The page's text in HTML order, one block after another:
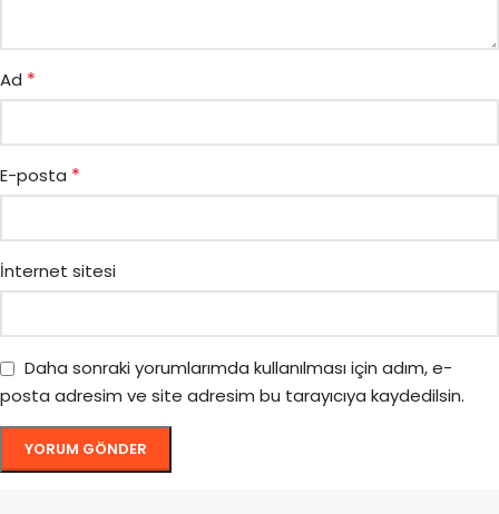
Ad *
E-posta *
İnternet sitesi
Daha sonraki yorumlarımda kullanılması için adım, e-
posta adresim ve site adresim bu tarayıcıya kaydedilsin.